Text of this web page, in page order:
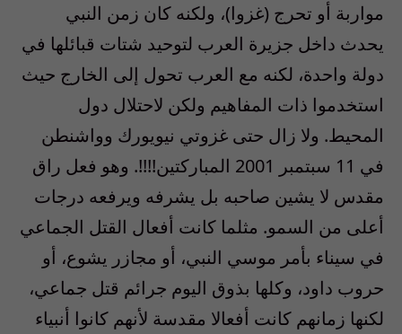
مواربة أو تحرج (غزوا)، ولكنه كان زمن النبي
يحدث داخل جزيرة العرب لتوحيد شتات قبائلها في
دولة واحدة، لكنه مع العرب تحول إلى الخارج حيث
استخدموا ذات المفاهيم ولكن لاحتلال دول
المحيط. ولا زال حتى غزوتي نيويورك وواشنطن
في 11 سبتمبر 2001 المباركتين!!!!. وهو فعل راق
مقدس لا يشين صاحبه بل يشرفه ويرفعه درجات
أعلى من السمو. مثلما كانت أفعال القتل الجماعي
في سيناء بأمر موسي النبي، أو مجازر يشوع، أو
حروب داود، وكلها بذوق اليوم جرائم قتل جماعي،
لكنها زمانهم كانت أفعالا مقدسة لأنهم كانوا أنبياء